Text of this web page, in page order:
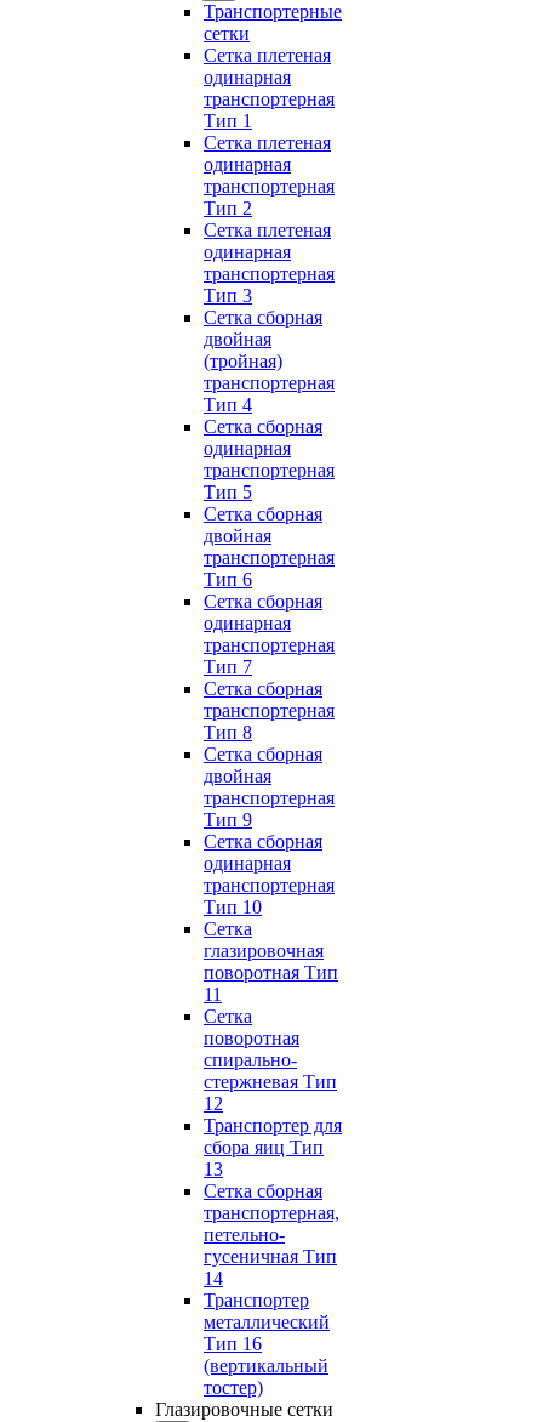
Транспортерные
сетки
Сетка плетеная
одинарная
транспортерная
Тип 1
Сетка плетеная
одинарная
транспортерная
Тип 2
Сетка плетеная
одинарная
транспортерная
Тип 3
Сетка сборная
двойная
(тройная)
транспортерная
Тип 4
Сетка сборная
одинарная
транспортерная
Тип 5
Сетка сборная
двойная
транспортерная
Тип 6
Сетка сборная
одинарная
транспортерная
Тип 7
Сетка сборная
транспортерная
Тип 8
Сетка сборная
двойная
транспортерная
Тип 9
Сетка сборная
одинарная
транспортерная
Тип 10
Сетка
глазировочная
поворотная Тип
11
Сетка
поворотная
спирально-
стержневая Тип
12
Транспортер для
сбора яиц Тип
13
Сетка сборная
транспортерная,
петельно-
гусеничная Тип
14
Транспортер
металлический
Тип 16
(вертикальный
тостер)
Глазировочные сетки